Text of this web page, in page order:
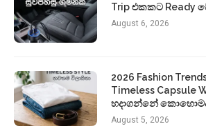
Trip එකකට Ready
August 6, 2026
2026 Fashion
Timeless Capsule
හදාගන්නේ
August 5, 2026